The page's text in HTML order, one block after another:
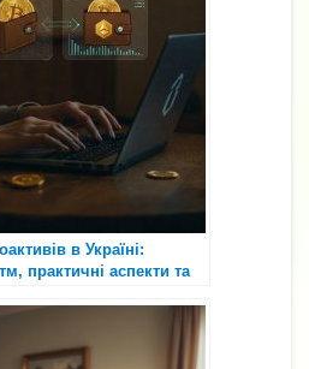
в Україні:
практичні аспекти та